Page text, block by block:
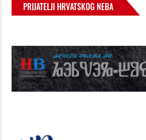
PRIJATELJI HRVATSKOG NEBA